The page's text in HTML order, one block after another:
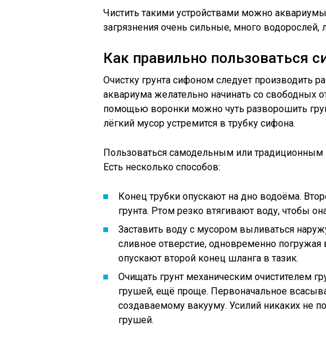
Чистить такими устройствами можно
загрязнения очень сильные, много
Как правильно пользоваться
Очистку грунта сифоном следует производить
аквариума желательно начинать со свободных
помощью воронки можно чуть разворошить
лёгкий мусор устремится в трубку сифона.
Пользоваться самодельным или
Есть несколько способов:
Конец трубки опускают на дно водоёма.
грунта. Ртом резко втягивают воду, чтобы
Заставить воду с мусором выливаться
сливное отверстие, одновременно
опускают второй конец шланга в тазик.
Очищать грунт механическим очистителем
грушей, ещё проще. Первоначальное
создаваемому вакууму. Усилий никаких не
грушей.